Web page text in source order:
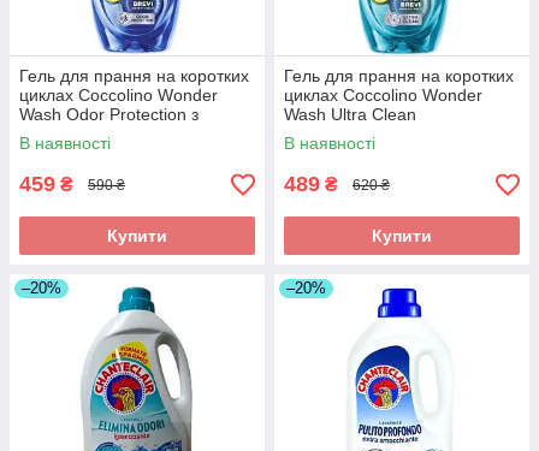
Гель для прання на коротких
циклах Coccolino Wonder
Wash Odor Protection з
нейтралізацією запахів, 54
прань, 2160 мл
В наявності
459 ₴ 590 ₴
Купити
Гель для прання на коротких
циклах Coccolino Wonder
Wash Ultra Clean
парфумований, 54 прань,
2160 мл
В наявності
489 ₴ 620 ₴
Купити
–20% –20%